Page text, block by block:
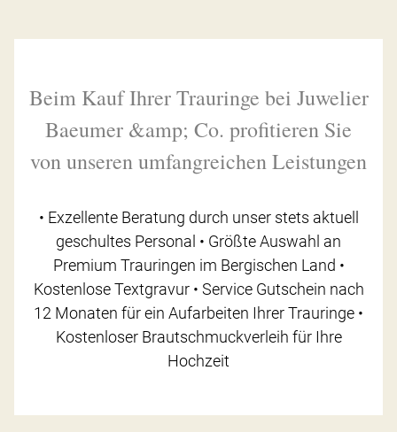
Beim Kauf Ihrer Trauringe bei Juwelier
Baeumer &amp; Co. profitieren Sie
von unseren umfangreichen Leistungen
• Exzellente Beratung durch unser stets aktuell
geschultes Personal • Größte Auswahl an
Premium Trauringen im Bergischen Land •
Kostenlose Textgravur • Service Gutschein nach
12 Monaten für ein Aufarbeiten Ihrer Trauringe •
Kostenloser Brautschmuckverleih für Ihre
Hochzeit